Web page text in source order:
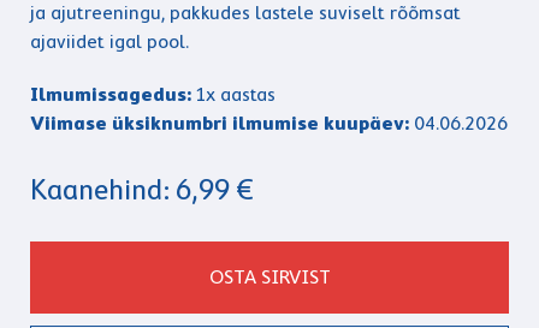
ja ajutreeningu, pakkudes lastele suviselt rõõmsat
ajaviidet igal pool.
Ilmumissagedus: 1x aastas
Viimase üksiknumbri ilmumise kuupäev: 04.06.2026
Kaanehind: 6,99 €
OSTA SIRVIST